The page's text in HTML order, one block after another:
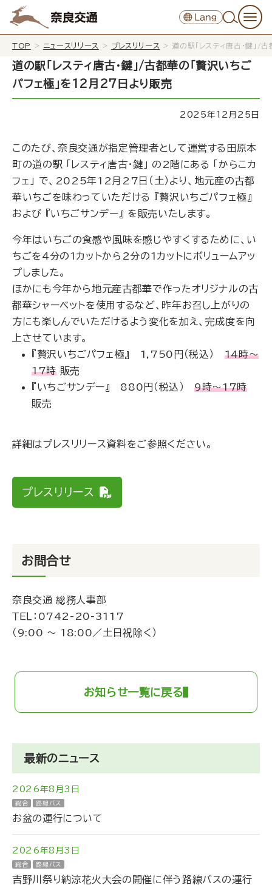
TOP > ニュースリリース > プレスリリース >道の駅「レスティ唐古・鍵」/
道の駅「レスティ唐古・鍵」/古都華の「贅沢いちご
パフェ極」を12月27日より販売
2025年12月25日
このたび、奈良交通が指定管理者として運営する田原本
町の道の駅 「レスティ唐古・鍵」 の2階にある 「からこカ
フェ」 で、2025年12月27日（土）より、地元産の古都
華いちごを味わっていただける 『贅沢いちごパフェ極』
および 『いちごサンデー』 を販売いたします。
今年はいちごの食感や風味を感じやすくするために、い
ちごを4分の1カットから2分の1カットにボリュームアッ
プしました。
ほかにも今年から地元産古都華で作ったオリジナルの古
都華シャーベットを使用するなど、昨年お召し上がりの
方にも楽しんでいただけるよう変化を加え、完成度を向
上させています。
『贅沢いちごパフェ極』 1,750円（税込） 14時～
17時販売
『いちごサンデー』 880円（税込）9時～17時
販売
詳細はプレスリリース資料をご参照ください。
プレスリリース
お問合せ
奈良交通 総務人事部
ＴＥＬ： 0742-20-3117
（9:00 ～ 18:00／土日祝除く）
お知らせ一覧に戻る
最新のニュース
2026年8月3日
総合 路線バス
お盆の運行について
2026年8月3日
総合 路線バス
吉野川祭り納涼花火大会の開催に伴う路線バスの運行